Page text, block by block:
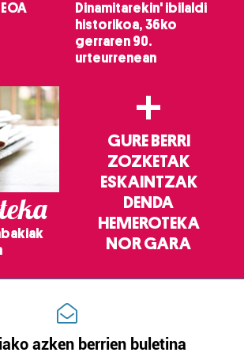
Dinamitarekin' ibilaldi
historikoa, 36ko
gerraren 90.
urteurrenean
+
GURE BERRI
ZOZKETAK
ESKAINTZAK
DENDA
HEMEROTEKA
NOR GARA
azken berrien buletina